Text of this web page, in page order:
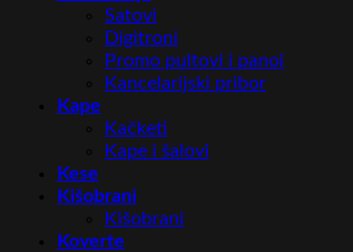
Satovi
Digitroni
Promo pultovi i panoi
Kancelarijski pribor
Kape
Kačketi
Kape i šalovi
Kese
Kišobrani
Kišobrani
Koverte